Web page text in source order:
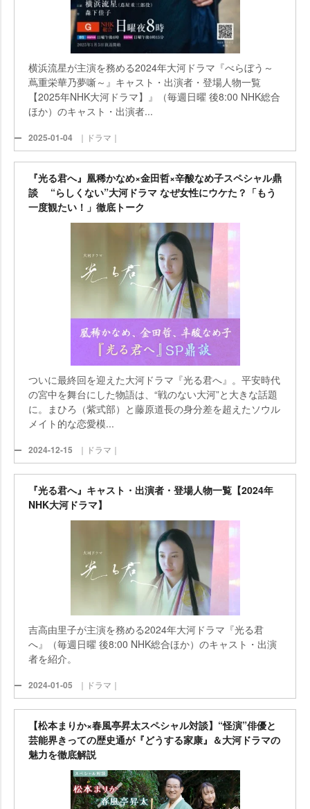
横浜流星が主演を務める2024年大河ドラマ『べらぼう～
蔦重栄華乃夢噺～』キャスト・出演者・登場人物一覧
【2025年NHK大河ドラマ】』（毎週日曜 後8:00 NHK総合
ほか）のキャスト・出演者...
2025-01-04 ｜ドラマ｜
『光る君へ』凰稀かなめ×金田哲×辛酸なめ子スペシャル鼎
談 “らしくない”大河ドラマ なぜ女性にウケた？「もう
一度観たい！」徹底トーク
ついに最終回を迎えた大河ドラマ『光る君へ』。平安時代
の宮中を舞台にした物語は、“戦のない大河”と大きな話題
に。まひろ（紫式部）と藤原道長の身分差を超えたソウル
メイト的な恋愛模...
2024-12-15 ｜ドラマ｜
『光る君へ』キャスト・出演者・登場人物一覧【2024年
NHK大河ドラマ】
吉高由里子が主演を務める2024年大河ドラマ『光る君
へ』（毎週日曜 後8:00 NHK総合ほか）のキャスト・出演
者を紹介。
2024-01-05 ｜ドラマ｜
【松本まりか×春風亭昇太スペシャル対談】“怪演”俳優と
芸能界きっての歴史通が『どうする家康』＆大河ドラマの
魅力を徹底解説